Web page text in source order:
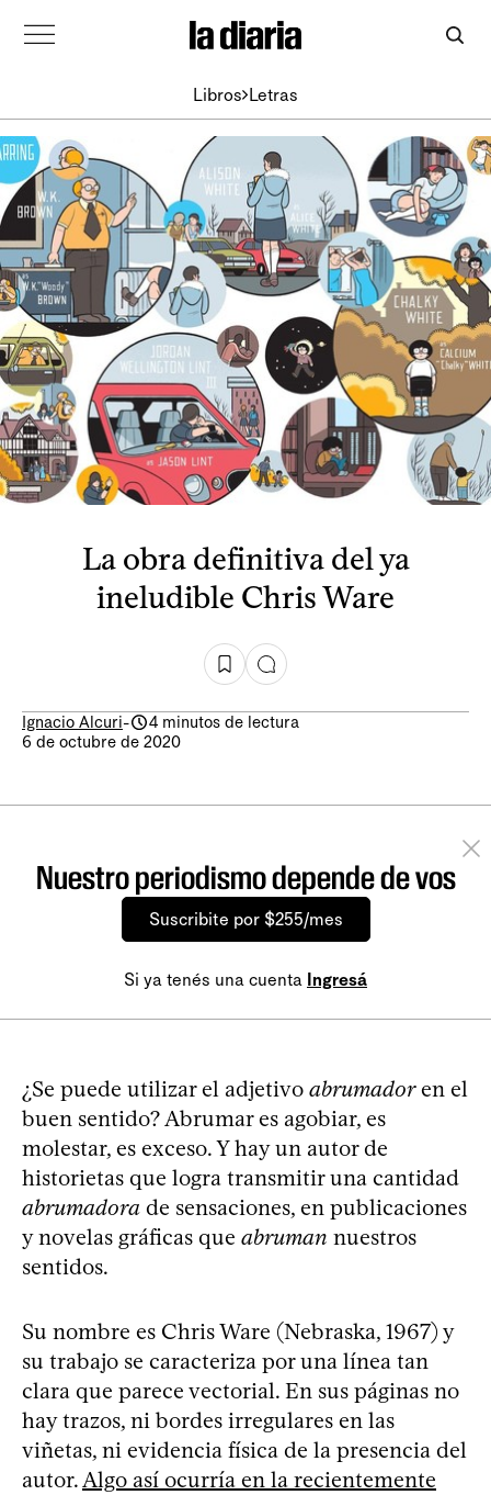
Libros Letras
La obra definitiva del ya
ineludible Chris Ware
Ignacio Alcuri-
4 minutos de lectura
6 de octubre de 2020
Nuestro periodismo depende de vos
Suscribite por $255/mes
Si ya tenés una cuenta Ingresá
¿Se puede utilizar el adjetivo abrumadoren el
buen sentido? Abrumar es agobiar, es
molestar, es exceso. Y hay un autor de
historietas que logra transmitir una cantidad
abrumadora de sensaciones, en publicaciones
y novelas gráficas que abruman nuestros
sentidos.
Su nombre es Chris Ware (Nebraska, 1967) y
su trabajo se caracteriza por una línea tan
clara que parece vectorial. En sus páginas no
hay trazos, ni bordes irregulares en las
viñetas, ni evidencia física de la presencia del
autor.Algo así ocurría en la recientemente